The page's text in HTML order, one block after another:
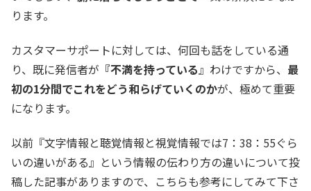
ります。
カスタマーサポートに対しては、何回も話をしている通
り、既に発信者が 『不満を持っている』わけですから、 最
初の1分間でこれをどう和らげていくのかが、極めて重要
になります。
以前『文字情報と聴覚情報と視覚情報では7：38：55ぐら
いの違いがある』という情報の伝わり方の違いについて投
稿した記事がありますので、こちらも参考にしてみて下さ